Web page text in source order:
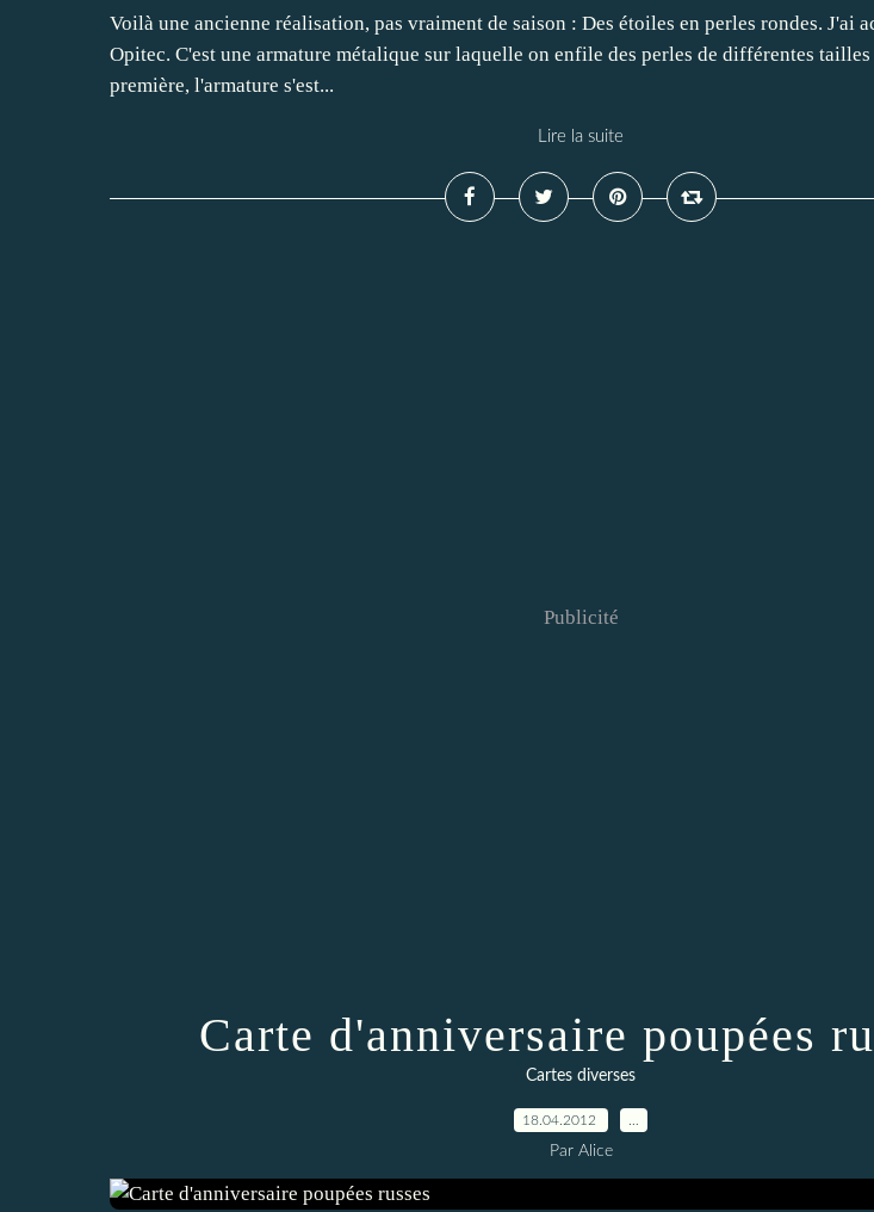
Voilà une ancienne réalisation, pas vraiment de saison : Des étoiles en perles rondes. J'ai
Opitec. C'est une armature métalique sur laquelle on enfile des perles de différentes
première, l'armature s'est...
Lire la suite
Publicité
Carte d'anniversaire poupées
Cartes diverses
18.04.2012
Par Alice